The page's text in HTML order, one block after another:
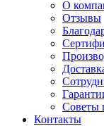
О
Отзывы
Советы
Контакты